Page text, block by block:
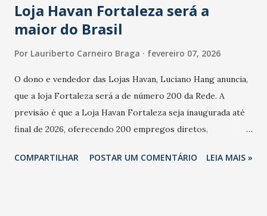
Loja Havan Fortaleza será a
maior do Brasil
Por Lauriberto Carneiro Braga fevereiro 07, 2026
O dono e vendedor das Lojas Havan, Luciano Hang anuncia,
que a loja Fortaleza será a de número 200 da Rede. A
previsão é que a Loja Havan Fortaleza seja inaugurada até
final de 2026, oferecendo 200 empregos diretos,
Havan Fortaleza ainda não foi anunciada oficialmente, mas
COMPARTILHAR POSTAR UM COMENTÁRIO LEIA MAIS »